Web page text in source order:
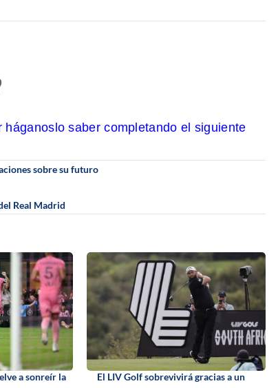
saber completando el siguiente
sobre su futuro
Real Madrid
a sonreír la
El LIV Golf sobrevivirá gracias a un